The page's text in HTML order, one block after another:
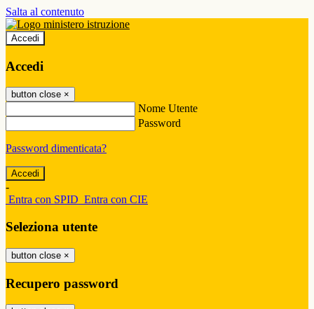
Salta al contenuto
Accedi
Accedi
button close ×
Nome Utente
Password
Password dimenticata?
-
Entra con SPID Entra con CIE
Seleziona utente
button close ×
Recupero password